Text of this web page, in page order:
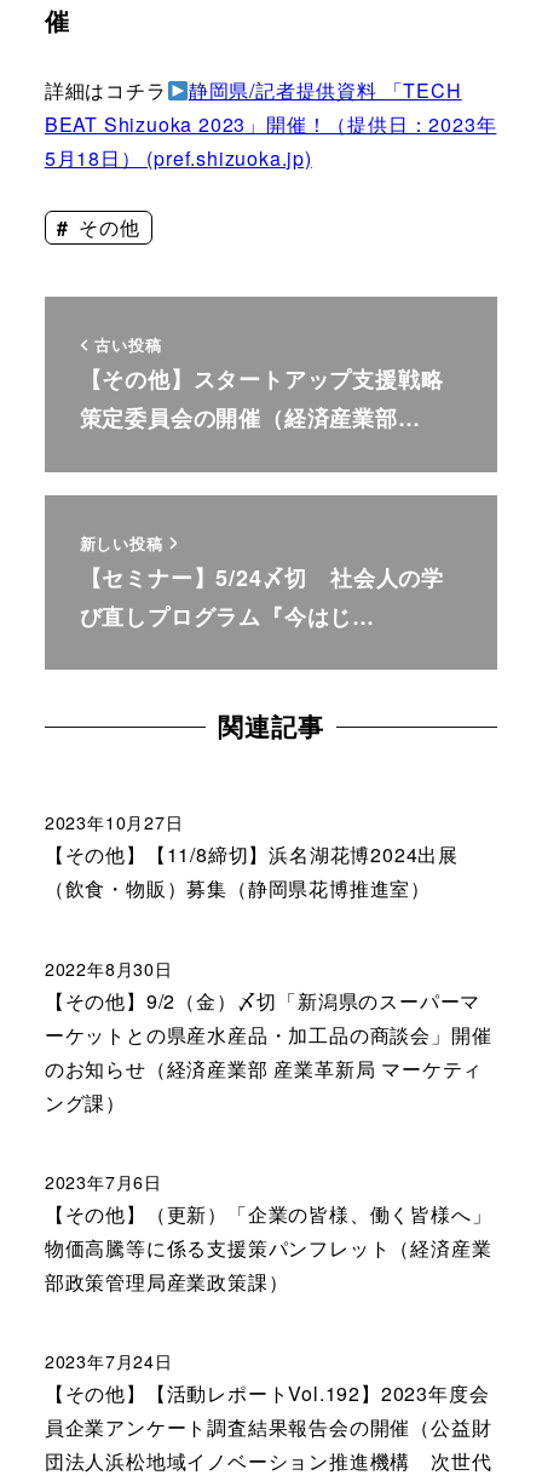
催
詳細はコチラ
静岡県/記者提供資料 「TECH
BEAT Shizuoka 2023」開催！（提供日：2023年
5月18日） (pref.shizuoka.jp)
その他
古い投稿
【その他】スタートアップ支援戦略
策定委員会の開催（経済産業部…
新しい投稿
【セミナー】5/24〆切 社会人の学
び直しプログラム『今はじ…
関連記事
【その他】【11/8締切】浜名湖花博2024出展
（飲⾷・物販）募集（静岡県花博推進室）
2023年10月27日
【その他】9/2（金）〆切「新潟県のスーパーマ
ーケットとの県産水産品・加工品の商談会」開催
のお知らせ（経済産業部 産業革新局 マーケティ
ング課）
2022年8月30日
【その他】（更新）「企業の皆様、働く皆様へ」
物価高騰等に係る支援策パンフレット（経済産業
部政策管理局産業政策課）
2023年7月6日
【その他】【活動レポートVol.192】2023年度会
員企業アンケート調査結果報告会の開催（公益財
団法人浜松地域イノベーション推進機構 次世代
2023年7月24日